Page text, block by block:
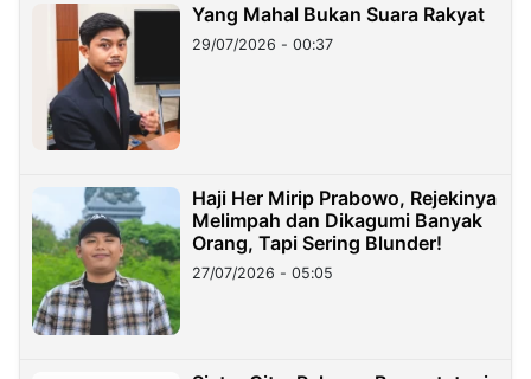
Yang Mahal Bukan Suara Rakyat
29/07/2026 - 00:37
Haji Her Mirip Prabowo, Rejekinya
Melimpah dan Dikagumi Banyak
Orang, Tapi Sering Blunder!
27/07/2026 - 05:05